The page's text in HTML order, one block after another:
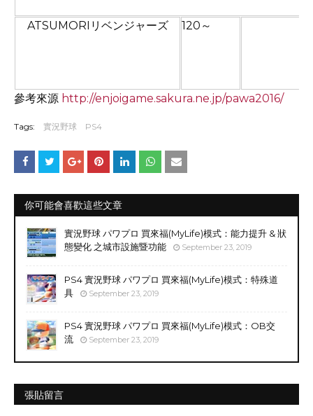
ATSUMORIリベンジャーズ 120～
參考來源 http://enjoigame.sakura.ne.jp/pawa2016/
Tags: 實況野球 PS4
你可能會喜歡這些文章
實況野球 パワプロ 買來福(MyLife)模式：能力提升 & 狀
態變化 之城市設施暨功能
September 23, 2019
PS4 實況野球 パワプロ 買來福(MyLife)模式：特殊道
具
September 23, 2019
PS4 實況野球 パワプロ 買來福(MyLife)模式：OB交
流
September 23, 2019
張貼留言